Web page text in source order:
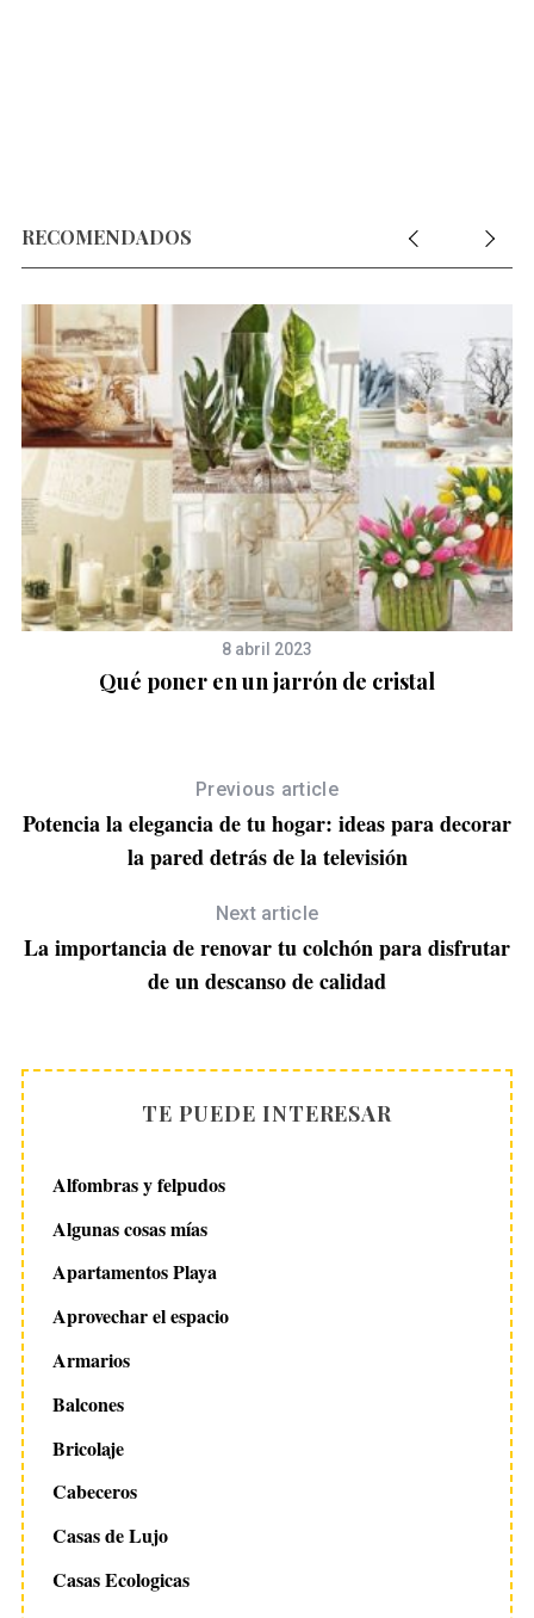
RECOMENDADOS
8 abril 2023
Qué poner en un jarrón de cristal
Previous article
Potencia la elegancia de tu hogar: ideas para decorar
la pared detrás de la televisión
Next article
La importancia de renovar tu colchón para disfrutar
de un descanso de calidad
TE PUEDE INTERESAR
Alfombras y felpudos
Algunas cosas mías
Apartamentos Playa
Aprovechar el espacio
Armarios
Balcones
Bricolaje
Cabeceros
Casas de Lujo
Casas Ecologicas